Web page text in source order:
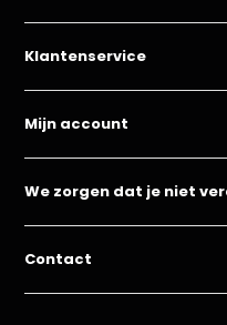
Klantenservice
Mijn account
We zorgen dat je niet
Contact